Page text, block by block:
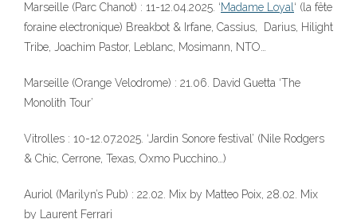
Marseille (Parc Chanot) : 11-12.04.2025. ‘Madame Loyal ‘ (la fête
foraine electronique) Breakbot & Irfane, Cassius, Darius, Hilight
Tribe, Joachim Pastor, Leblanc, Mosimann, NTO…
Marseille (Orange Velodrome) : 21.06. David Guetta ‘The
Monolith Tour’
Vitrolles : 10-12.07.2025. ‘Jardin Sonore festival’ (Nile Rodgers
& Chic, Cerrone, Texas, Oxmo Pucchino…)
Auriol (Marilyn’s Pub) : 22.02. Mix by Matteo Poix, 28.02. Mix
by Laurent Ferrari